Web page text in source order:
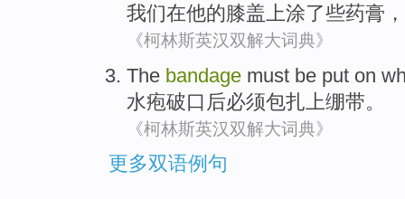
我们在他的膝盖上涂了些药膏
《柯林斯英汉双解大词典》
The bandage must be put on
水疱破口后必须包扎 上绷带。
《柯林斯英汉双解大词典》
更多双语例句